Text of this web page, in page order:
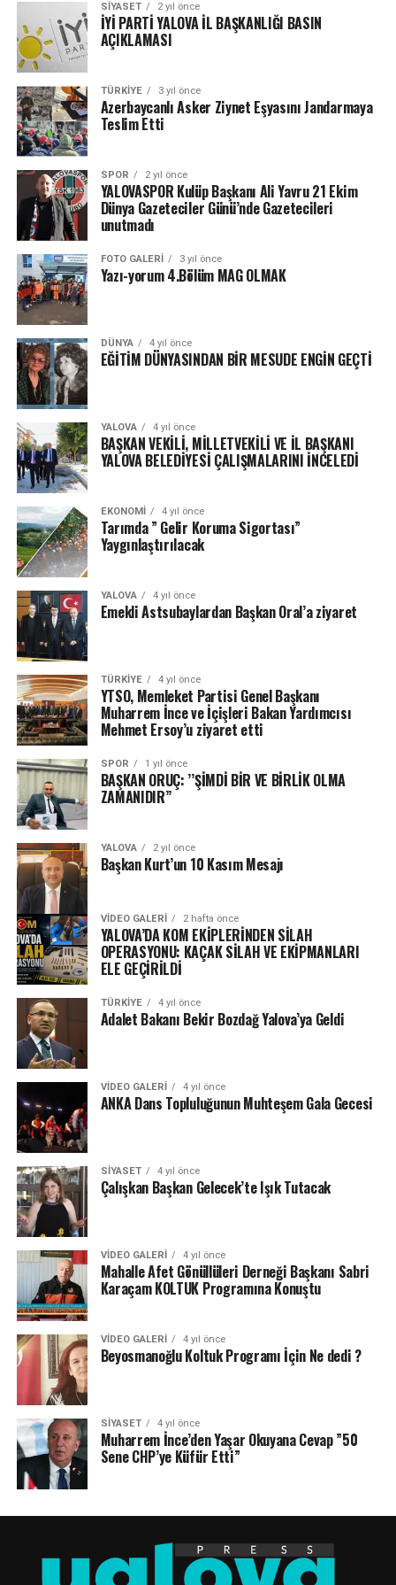
SIYASET 2 yıl önce
İYİ PARTİ YALOVA İL BAŞKANLIĞI BASIN
AÇIKLAMASI
TÜRKIYE 3 yıl önce
Azerbaycanlı Asker Ziynet Eşyasını Jandarmaya
Teslim Etti
SPOR 2 yıl önce
YALOVASPOR Kulüp Başkanı Ali Yavru 21 Ekim
Dünya Gazeteciler Günü’nde Gazetecileri
unutmadı
FOTO GALERI 3 yıl önce
Yazı-yorum 4.Bölüm MAG OLMAK
DÜNYA 4 yıl önce
EĞİTİM DÜNYASINDAN BİR MESUDE ENGİN GEÇTİ
YALOVA 4 yıl önce
BAŞKAN VEKİLİ, MİLLETVEKİLİ VE İL BAŞKANI
YALOVA BELEDİYESİ ÇALIŞMALARINI İNCELEDİ
EKONOMI 4 yıl önce
Tarımda ” Gelir Koruma Sigortası”
Yaygınlaştırılacak
YALOVA 4 yıl önce
Emekli Astsubaylardan Başkan Oral’a ziyaret
TÜRKIYE 4 yıl önce
YTSO, Memleket Partisi Genel Başkanı
Muharrem İnce ve İçişleri Bakan Yardımcısı
Mehmet Ersoy’u ziyaret etti
SPOR 1 yıl önce
BAŞKAN ORUÇ: ’’ŞİMDİ BİR VE BİRLİK OLMA
ZAMANIDIR’’
YALOVA 2 yıl önce
Başkan Kurt’un 10 Kasım Mesajı
VIDEO GALERI 2 hafta önce
YALOVA’DA KOM EKİPLERİNDEN SİLAH
OPERASYONU: KAÇAK SİLAH VE EKİPMANLARI
ELE GEÇİRİLDİ
TÜRKIYE 4 yıl önce
Adalet Bakanı Bekir Bozdağ Yalova’ya Geldi
VIDEO GALERI 4 yıl önce
ANKA Dans Topluluğunun Muhteşem Gala Gecesi
SIYASET 4 yıl önce
Çalışkan Başkan Gelecek’te Işık Tutacak
VIDEO GALERI 4 yıl önce
Mahalle Afet Gönüllüleri Derneği Başkanı Sabri
Karaçam KOLTUK Programına Konuştu
VIDEO GALERI 4 yıl önce
Beyosmanoğlu Koltuk Programı İçin Ne dedi ?
SIYASET 4 yıl önce
Muharrem İnce’den Yaşar Okuyana Cevap ”50
Sene CHP’ye Küfür Etti”